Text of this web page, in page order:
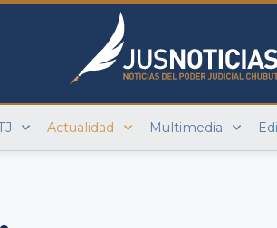
Actualidad Multimedia